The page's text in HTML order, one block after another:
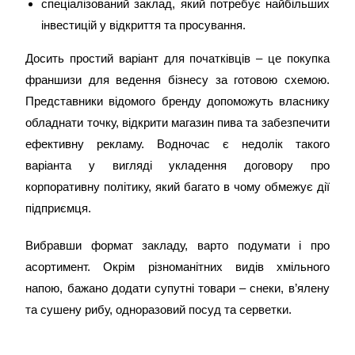
спеціалізований заклад, який потребує найбільших
інвестицій у відкриття та просування.
Досить простий варіант для початківців – це покупка
франшизи для ведення бізнесу за готовою схемою.
Представники відомого бренду допоможуть власнику
обладнати точку, відкрити магазин пива та забезпечити
ефективну рекламу. Водночас є недолік такого
варіанта у вигляді укладення договору про
корпоративну політику, який багато в чому обмежує дії
підприємця.
Вибравши формат закладу, варто подумати і про
асортимент. Окрім різноманітних видів хмільного
напою, бажано додати супутні товари – снеки, в’ялену
та сушену рибу, одноразовий посуд та серветки.